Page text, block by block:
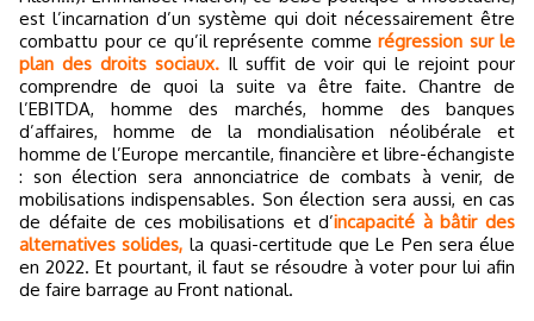
est l’incarnation d’un système qui doit nécessairement être
combattu pour ce qu’il représente comme régression sur le
plan des droits sociaux. Il suffit de voir qui le rejoint pour
comprendre de quoi la suite va être faite. Chantre de
l’EBITDA, homme des marchés, homme des banques
d’affaires, homme de la mondialisation néolibérale et
homme de l’Europe mercantile, financière et libre-échangiste
: son élection sera annonciatrice de combats à venir, de
mobilisations indispensables. Son élection sera aussi, en cas
de défaite de ces mobilisations et d’incapacité à bâtir des
alternatives solides, la quasi-certitude que Le Pen sera élue
en 2022. Et pourtant, il faut se résoudre à voter pour lui afin
de faire barrage au Front national.